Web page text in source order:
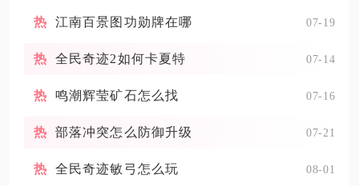
江南百景图功勋牌在哪 07-19
全民奇迹2如何卡夏特 07-14
鸣潮辉莹矿石怎么找 07-16
部落冲突怎么防御升级 07-21
全民奇迹敏弓怎么玩 08-01